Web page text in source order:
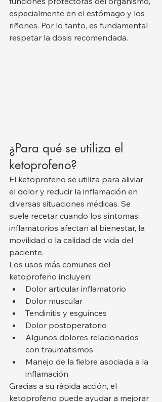
especialmente en el estómago y los
riñones. Por lo tanto, es fundamental
respetar la dosis recomendada.
¿Para qué se utiliza el
ketoprofeno?
El ketoprofeno se utiliza para aliviar
el dolor y reducir la inflamación en
diversas situaciones médicas. Se
suele recetar cuando los síntomas
inflamatorios afectan al bienestar, la
movilidad o la calidad de vida del
paciente.
Los usos más comunes del
ketoprofeno incluyen:
Dolor articular inflamatorio
Dolor muscular
Tendinitis y esguinces
Dolor postoperatorio
Algunos dolores relacionados
con traumatismos
Manejo de la fiebre asociada a la
inflamación
Gracias a su rápida acción, el
ketoprofeno puede ayudar a mejorar